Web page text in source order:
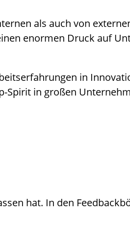
als auch von
enormen Druck auf
in
Spirit in großen
hat. In den